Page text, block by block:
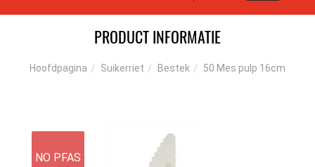
PRODUCT INFORMATIE
Hoofdpagina Suikerriet Bestek 50 Mes pulp 16cm
NO PFAS